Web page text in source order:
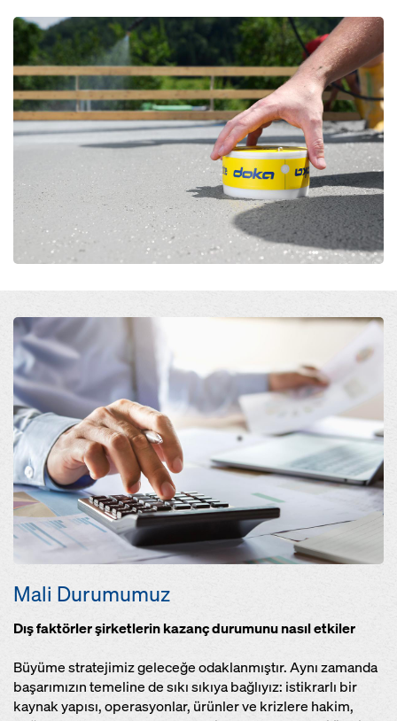
Open
Open
Mali Durumumuz
Dış faktörler şirketlerin kazanç durumunu nasıl etkiler
Büyüme stratejimiz geleceğe odaklanmıştır. Aynı zamanda
başarımızın temeline de sıkı sıkıya bağlıyız: istikrarlı bir
kaynak yapısı, operasyonlar, ürünler ve krizlere hakim,